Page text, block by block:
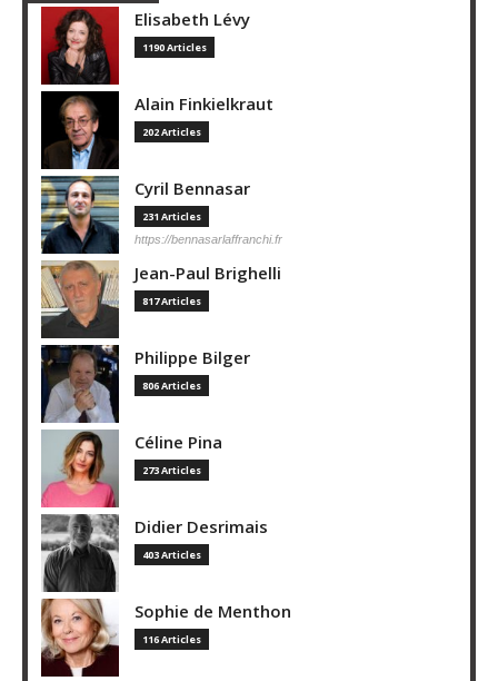
Elisabeth Lévy
1190 Articles
Alain Finkielkraut
202 Articles
Cyril Bennasar
231 Articles
https://bennasarlaffranchi.fr
Jean-Paul Brighelli
817 Articles
Philippe Bilger
806 Articles
Céline Pina
273 Articles
Didier Desrimais
403 Articles
Sophie de Menthon
116 Articles